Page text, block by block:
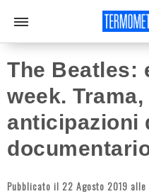
The Beatles:
week.
anticipazioni
Pubblicato il 22 Agosto 2019 alle